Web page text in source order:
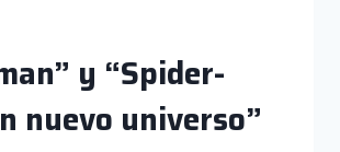
y “Spider-
nuevo universo”